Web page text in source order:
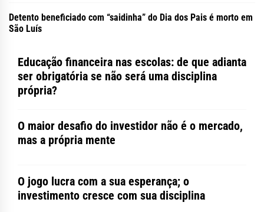
Detento beneficiado com “saidinha” do Dia dos Pais é morto em
São Luís
Educação financeira nas escolas: de que adianta
ser obrigatória se não será uma disciplina
própria?
O maior desafio do investidor não é o mercado,
mas a própria mente
O jogo lucra com a sua esperança; o
investimento cresce com sua disciplina